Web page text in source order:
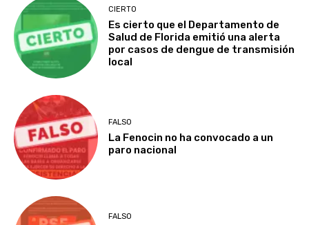
CIERTO
Es cierto que el Departamento de
Salud de Florida emitió una alerta
por casos de dengue de transmisión
local
FALSO
La Fenocin no ha convocado a un
paro nacional
FALSO